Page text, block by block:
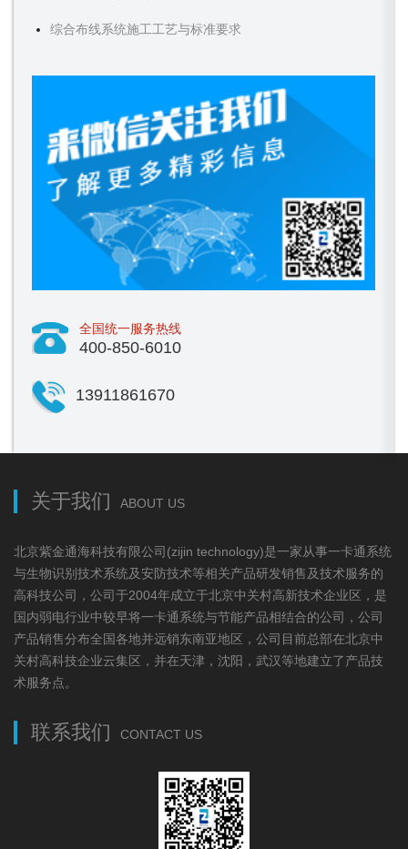
综合布线系统施工工艺与标准要求
全国统一服务热线
400-850-6010
13911861670
关于我们 ABOUT US
北京紫金通海科技有限公司(zijin technology)是一家从事一卡通系统
与生物识别技术系统及安防技术等相关产品研发销售及技术服务的
高科技公司，公司于2004年成立于北京中关村高新技术企业区，是
国内弱电行业中较早将一卡通系统与节能产品相结合的公司，公司
产品销售分布全国各地并远销东南亚地区，公司目前总部在北京中
关村高科技企业云集区，并在天津，沈阳，武汉等地建立了产品技
术服务点。
联系我们 CONTACT US